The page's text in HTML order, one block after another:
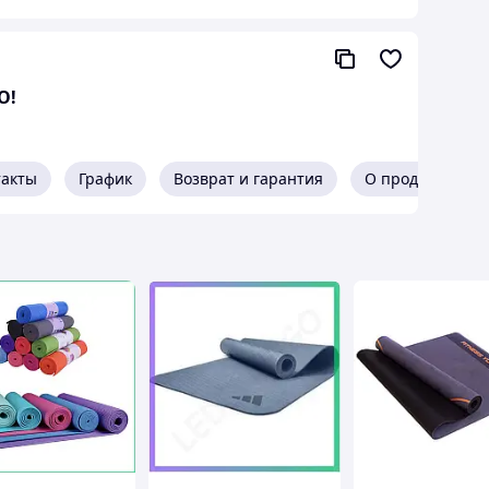
изплотного EVA
— износостойкого,
от большинства аналогов с плотностью 60–
нагрузках.
График Возврат и гарантия О продавце